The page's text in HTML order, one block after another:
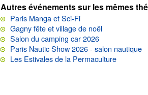
Autres événements sur les mêmes
Paris Manga et Sci-Fi
Gagny fête et village de noël
Salon du camping car 2026
Paris Nautic Show 2026 - salon nautique
Les Estivales de la Permaculture